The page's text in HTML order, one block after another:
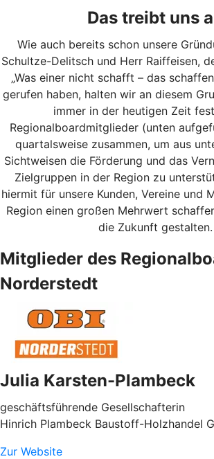
Das treibt uns
Wie auch bereits schon unsere
Schultze-Delitsch und Herr Raiffeisen,
„Was einer nicht schafft – das
gerufen haben, halten wir an diesem
immer in der heutigen Zeit
Regionalboardmitglieder (unten
quartalsweise zusammen, um aus
Sichtweisen die Förderung und das
Zielgruppen in der Region zu
hiermit für unsere Kunden, Vereine und
Region einen großen Mehrwert
die Zukunft gestalten.
Mitglieder des
Norderstedt
Julia Karsten-Plambeck
geschäftsführende Gesellschafterin
Hinrich Plambeck Baustoff-Holzhandel
Zur Website